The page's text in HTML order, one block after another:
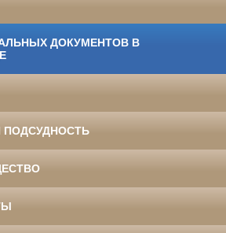
ДОКУМЕНТОВ В
ПОДСУДНОСТЬ